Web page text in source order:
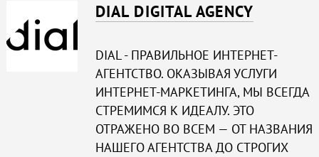
DIAL DIGITAL AGENCY
DIAL - ПРАВИЛЬНОЕ ИНТЕРНЕТ-
АГЕНТСТВО. ОКАЗЫВАЯ УСЛУГИ
ИНТЕРНЕТ-МАРКЕТИНГА, МЫ ВСЕГДА
СТРЕМИМСЯ К ИДЕАЛУ. ЭТО
ОТРАЖЕНО ВО ВСЕМ — ОТ НАЗВАНИЯ
НАШЕГО АГЕНТСТВА ДО СТРОГИХ